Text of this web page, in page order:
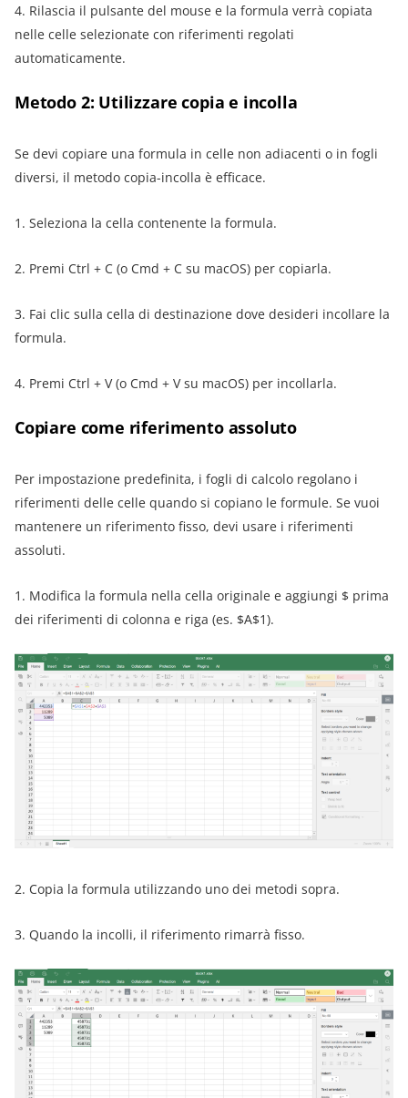
4. Rilascia il pulsante del mouse e la formula verrà copiata
nelle celle selezionate con riferimenti regolati
automaticamente.
Metodo 2: Utilizzare copia e incolla
Se devi copiare una formula in celle non adiacenti o in fogli
diversi, il metodo copia-incolla è efficace.
1. Seleziona la cella contenente la formula.
2. Premi Ctrl + C (o Cmd + C su macOS) per copiarla.
3. Fai clic sulla cella di destinazione dove desideri incollare la
formula.
4. Premi Ctrl + V (o Cmd + V su macOS) per incollarla.
Copiare come riferimento assoluto
Per impostazione predefinita, i fogli di calcolo regolano i
riferimenti delle celle quando si copiano le formule. Se vuoi
mantenere un riferimento fisso, devi usare i riferimenti
assoluti.
1. Modifica la formula nella cella originale e aggiungi $ prima
dei riferimenti di colonna e riga (es. $A$1).
2. Copia la formula utilizzando uno dei metodi sopra.
3. Quando la incolli, il riferimento rimarrà fisso.